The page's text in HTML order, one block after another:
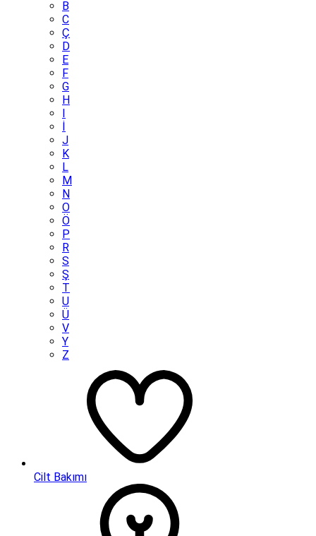
B
C
Ç
D
E
F
G
H
I
İ
J
K
L
M
N
O
Ö
P
R
S
Ş
T
U
Ü
V
Y
Z
Cilt Bakımı